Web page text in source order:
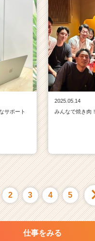
サポート
2025.05.14
みんなで焼き肉！
2 3 4 5
仕事をみる